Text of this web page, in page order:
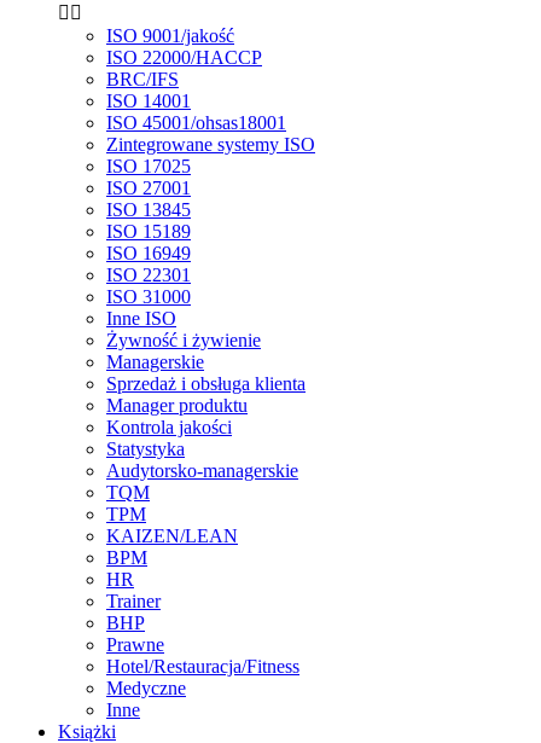
 
ISO 9001/jakość
ISO 22000/HACCP
BRC/IFS
ISO 14001
ISO 45001/ohsas18001
Zintegrowane systemy ISO
ISO 17025
ISO 27001
ISO 13845
ISO 15189
ISO 16949
ISO 22301
ISO 31000
Inne ISO
Żywność i żywienie
Managerskie
Sprzedaż i obsługa klienta
Manager produktu
Kontrola jakości
Statystyka
Audytorsko-managerskie
TQM
TPM
KAIZEN/LEAN
BPM
HR
Trainer
BHP
Prawne
Hotel/Restauracja/Fitness
Medyczne
Inne
Książki